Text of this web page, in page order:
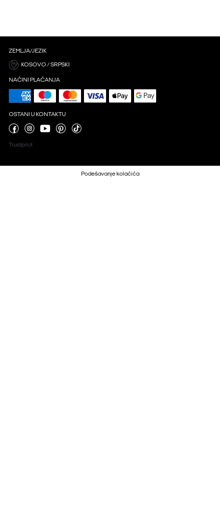
ZEMLJA/JEZIK
KOSOVO / SRPSKI
NAČINI PLAĆANJA
OSTANI U KONTAKTU
Trustpilot
Podešavanje kolačića